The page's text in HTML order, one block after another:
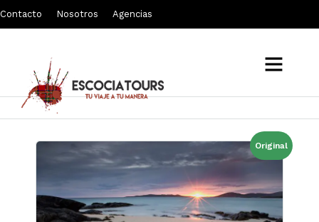
Contacto Nosotros Agencias
Original